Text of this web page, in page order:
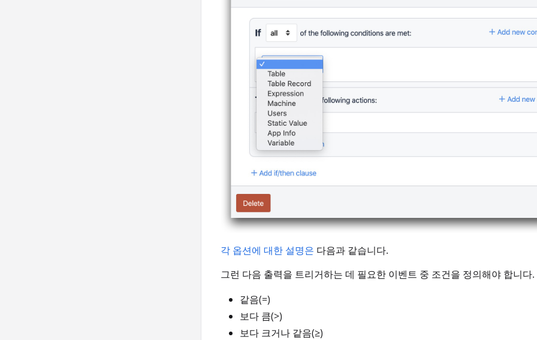
각 옵션에 대한 설명은 다음과 같습니다.
그런 다음 출력을 트리거하는 데 필요한 이벤트 중 조건을 정의해야 합니
같음(=)
보다 큼(>)
보다 크거나 같음(≥)